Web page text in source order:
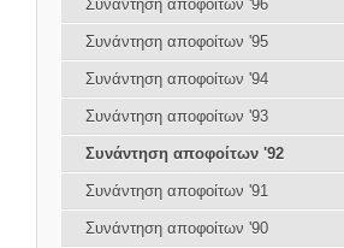
Συνάντηση αποφοίτων '96
Συνάντηση αποφοίτων '95
Συνάντηση αποφοίτων '94
Συνάντηση αποφοίτων '93
Συνάντηση αποφοίτων '92
Συνάντηση αποφοίτων '91
Συνάντηση αποφοίτων '90